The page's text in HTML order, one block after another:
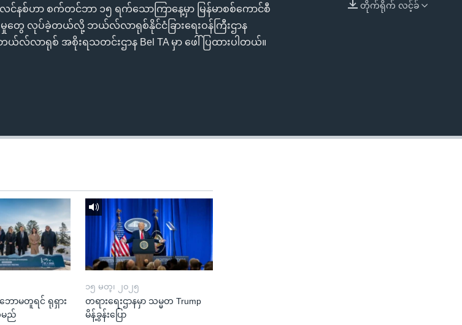
EMBED
တိုက်ရိုက် လင့်ခ်
င်နစ်ဟာ စက်တင်ဘာ ၁၅ ရက်သောကြာနေ့မှာ မြန်မာစစ်ကောင်စီ
မှုတွေ လုပ်ခဲ့တယ်လို့ ဘယ်လ်လာရုစ်နိုင်ငံခြားရေးဝန်ကြီးဌာန
လာရုစ် အစိုးရသတင်းဌာန Bel TA မှာ ဖေါ်ပြထားပါတယ်။
ောမတူရင် ရုရှား
မည်
၁၅ မတ္၊ ၂၀၂၅
တရားရေးဌာနမှာ သမ္မတ Trump
မိန့်ခွန်းပြော